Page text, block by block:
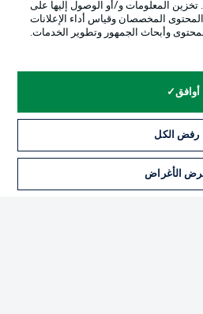
الإخطارات القانونية
بيان الخصوصية
تخزين المعلومات و/أو الوصول إليها على
والمحتوى المخصصان وقياس أداء الإعلانات
وأبحاث الجمهور وتطوير الخدمات.
أوافق
رفض الكل
الأغراض